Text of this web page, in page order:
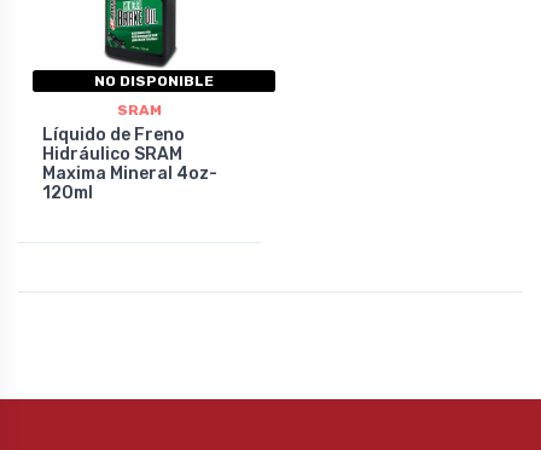
NO DISPONIBLE
SRAM
Líquido de Freno
Hidráulico SRAM
Maxima Mineral 4oz-
120ml